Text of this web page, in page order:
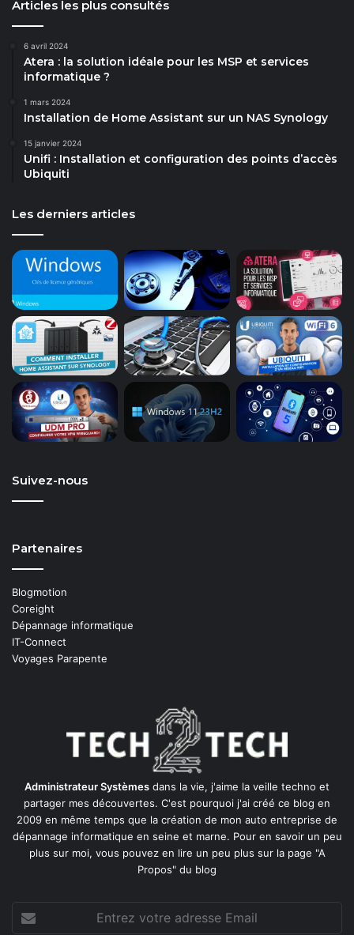
Articles les plus consultés
6 avril 2024
Atera : la solution idéale pour les MSP et services
informatique ?
1 mars 2024
Installation de Home Assistant sur un NAS Synology
15 janvier 2024
Unifi : Installation et configuration des points d’accès
Ubiquiti
Les derniers articles
Suivez-nous
Partenaires
Blogmotion
Coreight
Dépannage informatique
IT-Connect
Voyages Parapente
Administrateur Systèmes dans la vie, j'aime la veille techno et
partager mes découvertes. C'est pourquoi j'ai créé ce blog en
2009 en même temps que la création de mon auto entreprise de
dépannage informatique en seine et marne. Pour en savoir un peu
plus sur moi, vous pouvez en lire un peu plus sur la page "A
Propos" du blog
votre